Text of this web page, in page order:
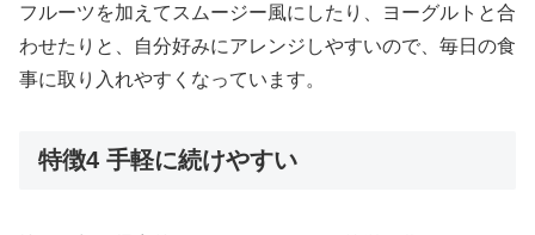
フルーツを加えてスムージー風にしたり、ヨーグルトと合
わせたりと、自分好みにアレンジしやすいので、毎日の食
事に取り入れやすくなっています。
特徴4 手軽に続けやすい